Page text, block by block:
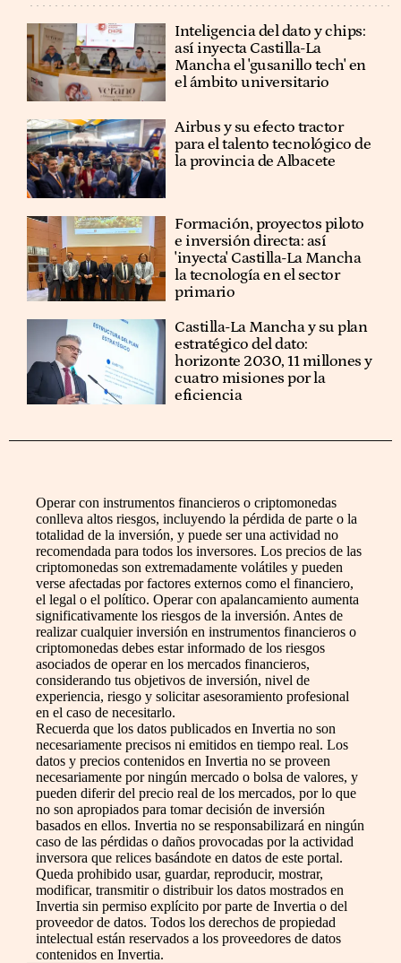
Inteligencia del dato y chips:
así inyecta Castilla-La
Mancha el 'gusanillo tech' en
el ámbito universitario
Airbus y su efecto tractor
para el talento tecnológico de
la provincia de Albacete
Formación, proyectos piloto
e inversión directa: así
'inyecta' Castilla-La Mancha
la tecnología en el sector
primario
Castilla-La Mancha y su plan
estratégico del dato:
horizonte 2030, 11 millones y
cuatro misiones por la
eficiencia
Operar con instrumentos financieros o criptomonedas
conlleva altos riesgos, incluyendo la pérdida de parte o la
totalidad de la inversión, y puede ser una actividad no
recomendada para todos los inversores. Los precios de las
criptomonedas son extremadamente volátiles y pueden
verse afectadas por factores externos como el financiero,
el legal o el político. Operar con apalancamiento aumenta
significativamente los riesgos de la inversión. Antes de
realizar cualquier inversión en instrumentos financieros o
criptomonedas debes estar informado de los riesgos
asociados de operar en los mercados financieros,
considerando tus objetivos de inversión, nivel de
experiencia, riesgo y solicitar asesoramiento profesional
en el caso de necesitarlo.
Recuerda que los datos publicados en Invertia no son
necesariamente precisos ni emitidos en tiempo real. Los
datos y precios contenidos en Invertia no se proveen
necesariamente por ningún mercado o bolsa de valores, y
pueden diferir del precio real de los mercados, por lo que
no son apropiados para tomar decisión de inversión
basados en ellos. Invertia no se responsabilizará en ningún
caso de las pérdidas o daños provocadas por la actividad
inversora que relices basándote en datos de este portal.
Queda prohibido usar, guardar, reproducir, mostrar,
modificar, transmitir o distribuir los datos mostrados en
Invertia sin permiso explícito por parte de Invertia o del
proveedor de datos. Todos los derechos de propiedad
intelectual están reservados a los proveedores de datos
contenidos en Invertia.